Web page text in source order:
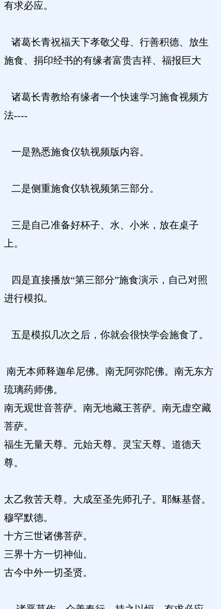
有求必应。
诸葛长青祝福天下孝敬父母、行善积德、放生
施食、捐印经书的有缘者富贵吉祥、福报巨大
诸葛长青教给有缘者一个快速学习施食视频方
法----
一是熟悉施食仪轨视频版内容。
二是侧重施食仪轨视频第三部分。
三是自己准备好杯子、水、小米，放在桌子
上。
四是直接播放“第三部分”施食演示，自己对照
进行模拟。
五是模拟几次之后，你就会很快学会施食了。
南无本师释迦牟尼佛。南无阿弥陀佛。南无东方
琉璃药师佛。
南无观世音菩萨。南无地藏王菩萨。南无虚空藏
菩萨。
福生无量天尊。元始天尊。灵宝天尊。道德天
尊。
太乙救苦天尊。大成至圣先师孔子。耶稣基督。
穆罕默德。
十方三世诸佛菩萨。
三界十方一切神仙。
古今中外一切圣贤。